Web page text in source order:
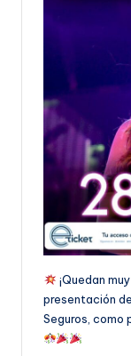
¡Quedan
presentación
Seguros, como